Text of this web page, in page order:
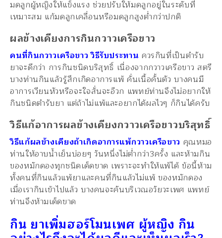
มดลูกผู้หญิงให้แข็งแรง ช่วยปรับให้มดลูกอยู่ในระดับที่
เหมาะสม แก้มดลูกเคลื่อนหรือมดลูกสูงต่ำกว่าปกติ
ผลข้างเคียงการกินกวาวเครือขาว
คนที่กินกวาวเครือขาว วิธีรับประทาน ควรกินที่เป็นตำรับ
ยาจะดีกว่า การกินชนิดบริสุทธิ์ เนื่องจากกวาวเครือขาว สตรี
บางท่านกินแล้วรู้สึกเกิดอาการแพ้ คั่นเนื้อคั้นตัว บางคนมี
อาการเวียนหัวหรือจะใจสั่นจะอ๊วก แพทย์ท่านจึงไม่อยากให้
กินชนิดตำรับยา แต่ถ้าไม่แพ้และอยากได้ผลไวๆ ก็กินได้ครับ
วิธีแก้อาการผลข้างเคียงกวาวเครือขาวบริสุทธิ์
วิธีแก้ผลข้างเคียงถ้าเกิดอาการแพ้กวาวเครือขาว คุณหมอ
ท่านให้อาบน้ำเย็นบ่อยๆ วันหนึ่งไม่ต่ำกว่า3ครั้ง และห้ามกิน
ของหมักดองทุกชนิดเด็ดขาด เพราะจะทำให้แพ้ได้ ข้อนี้ห้าม
ทั้งคนที่กินแล้วแพ้ยาและคนที่กินแล้วไม่แพ้ ของหมักดอง
เมื่อเรากินเข้าไปแล้ว บางคนจะคันบริเวณอวัยวะเพศ แพทย์
ท่านจึงห้ามเด็ดขาด
กิน ยาเพิ่มฮอร์โมนเพศ ผู้หญิง กิน